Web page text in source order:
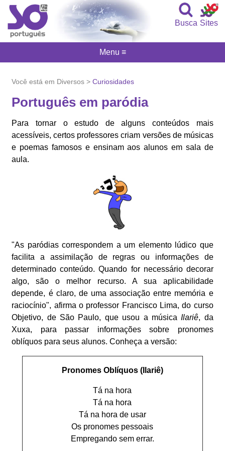
Sites
Busca
Você está em Diversos >Curiosidades
Português em paródia
Para tornar o estudo de alguns conteúdos mais
acessíveis, certos professores criam versões de músicas
e poemas famosos e ensinam aos alunos em sala de
aula.
"As paródias correspondem a um elemento lúdico que
facilita a assimilação de regras ou informações de
determinado conteúdo. Quando for necessário decorar
algo, são o melhor recurso. A sua aplicabilidade
depende, é claro, de uma associação entre memória e
raciocínio", afirma o professor Francisco Lima, do curso
Objetivo, de São Paulo, que usou a músicaIlariê, da
Xuxa, para passar informações sobre pronomes
oblíquos para seus alunos. Conheça a versão:
Pronomes Oblíquos (Ilariê)
Tá na hora
Tá na hora
Tá na hora de usar
Os pronomes pessoais
Empregando sem errar.